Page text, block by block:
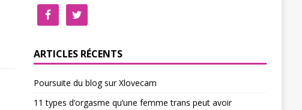
ARTICLES RÉCENTS
Poursuite du blog sur Xlovecam
11 types d’orgasme qu’une femme trans peut avoir